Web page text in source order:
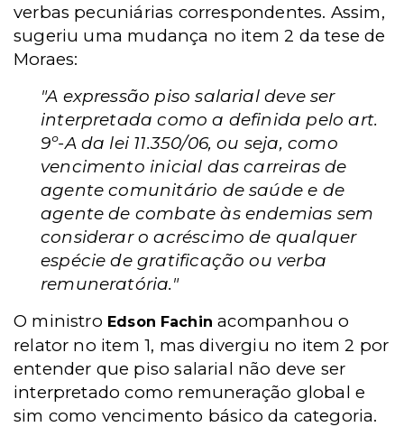
verbas pecuniárias correspondentes. Assim,
sugeriu uma mudança no item 2 da tese de
Moraes:
"A expressão piso salarial deve ser
interpretada como a definida pelo art.
9º-A da lei 11.350/06, ou seja, como
vencimento inicial das carreiras de
agente comunitário de saúde e de
agente de combate às endemias sem
considerar o acréscimo de qualquer
espécie de gratificação ou verba
remuneratória."
O ministro Edson Fachin acompanhou o
relator no item 1, mas divergiu no item 2 por
entender que piso salarial não deve ser
interpretado como remuneração global e
sim como vencimento básico da categoria.